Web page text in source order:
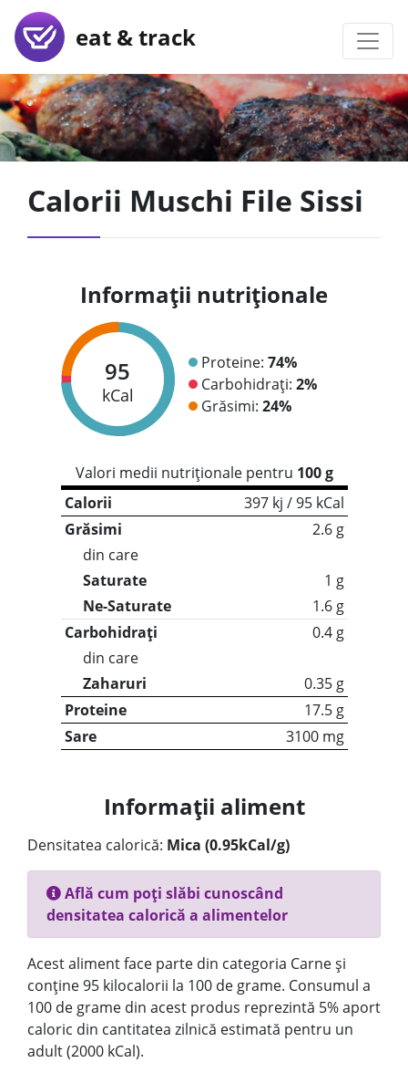
eat & track
Calorii Muschi File Sissi
Informații nutriționale
95
kCal
Proteine: 74%
Carbohidrați: 2%
Grăsimi: 24%
Valori medii nutriționale pentru 100 g
Calorii
397 kj / 95 kCal
Grăsimi
2.6 g
din care
Saturate
1 g
Ne-Saturate
1.6 g
Carbohidrați
0.4 g
din care
Zaharuri
0.35 g
Proteine
17.5 g
Sare
3100 mg
Informații aliment
Densitatea calorică: Mica (0.95kCal/g)
Află cum poți slăbi cunoscând
densitatea calorică a alimentelor
Acest aliment face parte din categoria Carne și
conține 95 kilocalorii la 100 de grame. Consumul a
100 de grame din acest produs reprezintă 5% aport
caloric din cantitatea zilnică estimată pentru un
adult (2000 kCal).